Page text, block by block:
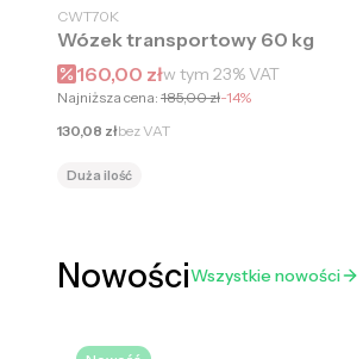
CWT70K
Wózek transportowy 60 kg
Cena promocyjna brutto
160,00 złw tym 23%VAT
Najniższa cena: 185,00 zł-14%
Cena netto
130,08 złbez VAT
Duża ilość
NowościWszystkie nowości